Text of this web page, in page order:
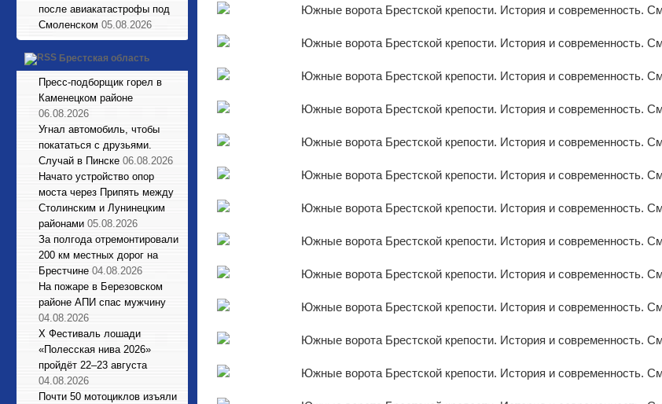
после авиакатастрофы под
Смоленском 05.08.2026
Брестская область
Пресс-подборщик горел в
Каменецком районе
06.08.2026
Угнал автомобиль, чтобы
покататься с друзьями.
Случай в Пинске 06.08.2026
Начато устройство опор
моста через Припять между
Столинским и Лунинецким
районами 05.08.2026
За полгода отремонтировали
200 км местных дорог на
Брестчине 04.08.2026
На пожаре в Березовском
районе АПИ спас мужчину
04.08.2026
X Фестиваль лошади
«Полесская нива 2026»
пройдёт 22–23 августа
04.08.2026
Почти 50 мотоциклов изъяли